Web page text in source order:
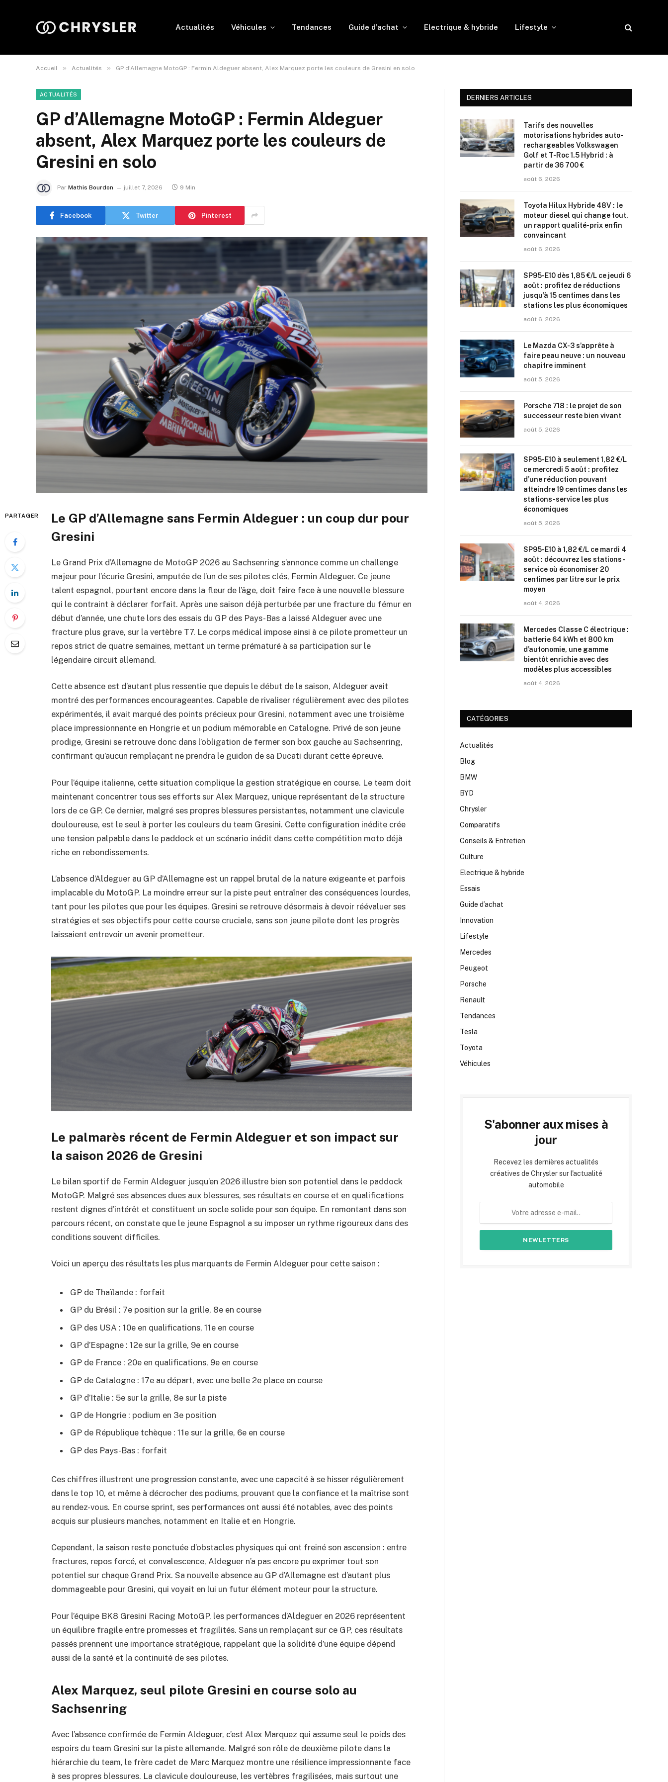
Actualités Véhicules Tendances Guide d’achat Electrique & hybride Lifestyle
Accueil » Actualités » GP d’Allemagne MotoGP : Fermin Aldeguer absent, Alex Marquez porte les couleurs de Gresini en solo
ACTUALITÉS
GP d’Allemagne MotoGP : Fermin Aldeguer
absent, Alex Marquez porte les couleurs de
Gresini en solo
Par Mathis Bourdon juillet 7, 2026 9 Min
Facebook Twitter Pinterest
PARTAGER
Le GP d’Allemagne sans Fermin Aldeguer : un coup dur pour
Gresini
Le Grand Prix d’Allemagne de MotoGP 2026 au Sachsenring s’annonce comme un challenge
majeur pour l’écurie Gresini, amputée de l’un de ses pilotes clés, Fermin Aldeguer. Ce jeune
talent espagnol, pourtant encore dans la fleur de l’âge, doit faire face à une nouvelle blessure
qui le contraint à déclarer forfait. Après une saison déjà perturbée par une fracture du fémur en
début d’année, une chute lors des essais du GP des Pays-Bas a laissé Aldeguer avec une
fracture plus grave, sur la vertèbre T7. Le corps médical impose ainsi à ce pilote prometteur un
repos strict de quatre semaines, mettant un terme prématuré à sa participation sur le
légendaire circuit allemand.
Cette absence est d’autant plus ressentie que depuis le début de la saison, Aldeguer avait
montré des performances encourageantes. Capable de rivaliser régulièrement avec des pilotes
expérimentés, il avait marqué des points précieux pour Gresini, notamment avec une troisième
place impressionnante en Hongrie et un podium mémorable en Catalogne. Privé de son jeune
prodige, Gresini se retrouve donc dans l’obligation de fermer son box gauche au Sachsenring,
confirmant qu’aucun remplaçant ne prendra le guidon de sa Ducati durant cette épreuve.
Pour l’équipe italienne, cette situation complique la gestion stratégique en course. Le team doit
maintenant concentrer tous ses efforts sur Alex Marquez, unique représentant de la structure
lors de ce GP. Ce dernier, malgré ses propres blessures persistantes, notamment une clavicule
douloureuse, est le seul à porter les couleurs du team Gresini. Cette configuration inédite crée
une tension palpable dans le paddock et un scénario inédit dans cette compétition moto déjà
riche en rebondissements.
L’absence d’Aldeguer au GP d’Allemagne est un rappel brutal de la nature exigeante et parfois
implacable du MotoGP. La moindre erreur sur la piste peut entraîner des conséquences lourdes,
tant pour les pilotes que pour les équipes. Gresini se retrouve désormais à devoir réévaluer ses
stratégies et ses objectifs pour cette course cruciale, sans son jeune pilote dont les progrès
laissaient entrevoir un avenir prometteur.
Le palmarès récent de Fermin Aldeguer et son impact sur
la saison 2026 de Gresini
Le bilan sportif de Fermin Aldeguer jusqu’en 2026 illustre bien son potentiel dans le paddock
MotoGP. Malgré ses absences dues aux blessures, ses résultats en course et en qualifications
restent dignes d’intérêt et constituent un socle solide pour son équipe. En remontant dans son
parcours récent, on constate que le jeune Espagnol a su imposer un rythme rigoureux dans des
conditions souvent difficiles.
Voici un aperçu des résultats les plus marquants de Fermin Aldeguer pour cette saison :
GP de Thaïlande : forfait
GP du Brésil : 7e position sur la grille, 8e en course
GP des USA : 10e en qualifications, 11e en course
GP d’Espagne : 12e sur la grille, 9e en course
GP de France : 20e en qualifications, 9e en course
GP de Catalogne : 17e au départ, avec une belle 2e place en course
GP d’Italie : 5e sur la grille, 8e sur la piste
GP de Hongrie : podium en 3e position
GP de République tchèque : 11e sur la grille, 6e en course
GP des Pays-Bas : forfait
Ces chiffres illustrent une progression constante, avec une capacité à se hisser régulièrement
dans le top 10, et même à décrocher des podiums, prouvant que la confiance et la maîtrise sont
au rendez-vous. En course sprint, ses performances ont aussi été notables, avec des points
acquis sur plusieurs manches, notamment en Italie et en Hongrie.
Cependant, la saison reste ponctuée d’obstacles physiques qui ont freiné son ascension : entre
fractures, repos forcé, et convalescence, Aldeguer n’a pas encore pu exprimer tout son
potentiel sur chaque Grand Prix. Sa nouvelle absence au GP d’Allemagne est d’autant plus
dommageable pour Gresini, qui voyait en lui un futur élément moteur pour la structure.
Pour l’équipe BK8 Gresini Racing MotoGP, les performances d’Aldeguer en 2026 représentent
un équilibre fragile entre promesses et fragilités. Sans un remplaçant sur ce GP, ces résultats
passés prennent une importance stratégique, rappelant que la solidité d’une équipe dépend
aussi de la santé et la continuité de ses pilotes.
Alex Marquez, seul pilote Gresini en course solo au
Sachsenring
Avec l’absence confirmée de Fermin Aldeguer, c’est Alex Marquez qui assume seul le poids des
espoirs du team Gresini sur la piste allemande. Malgré son rôle de deuxième pilote dans la
hiérarchie du team, le frère cadet de Marc Marquez montre une résilience impressionnante face
à ses propres blessures. La clavicule douloureuse, les vertèbres fragilisées, mais surtout une
DERNIERS ARTICLES
Tarifs des nouvelles
motorisations hybrides auto-
rechargeables Volkswagen
Golf et T-Roc 1.5 Hybrid : à
partir de 36 700 €
août 6, 2026
Toyota Hilux Hybride 48V : le
moteur diesel qui change tout,
un rapport qualité-prix enfin
convaincant
août 6, 2026
SP95-E10 dès 1,85 €/L ce jeudi 6
août : profitez de réductions
jusqu’à 15 centimes dans les
stations les plus économiques
août 6, 2026
Le Mazda CX-3 s’apprête à
faire peau neuve : un nouveau
chapitre imminent
août 5, 2026
Porsche 718 : le projet de son
successeur reste bien vivant
août 5, 2026
SP95-E10 à seulement 1,82 €/L
ce mercredi 5 août : profitez
d’une réduction pouvant
atteindre 19 centimes dans les
stations-service les plus
économiques
août 5, 2026
SP95-E10 à 1,82 €/L ce mardi 4
août : découvrez les stations-
service où économiser 20
centimes par litre sur le prix
moyen
août 4, 2026
Mercedes Classe C électrique :
batterie 64 kWh et 800 km
d’autonomie, une gamme
bientôt enrichie avec des
modèles plus accessibles
août 4, 2026
CATÉGORIES
Actualités
Blog
BMW
BYD
Chrysler
Comparatifs
Conseils & Entretien
Culture
Electrique & hybride
Essais
Guide d’achat
Innovation
Lifestyle
Mercedes
Peugeot
Porsche
Renault
Tendances
Tesla
Toyota
Véhicules
S'abonner aux mises à
jour
Recevez les dernières actualités
créatives de Chrysler sur l'actualité
automobile